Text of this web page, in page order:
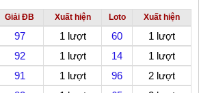
Giải ĐB Xuất hiện Loto Xuất hiện
97 1 lượt 60
1 lượt
92 1 lượt 14
1 lượt
91 1 lượt 96
2 lượt